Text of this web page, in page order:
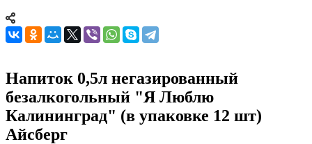
Напиток 0,5л негазированный
безалкогольный "Я Люблю
Калининград" (в упаковке 12 шт)
Айсберг